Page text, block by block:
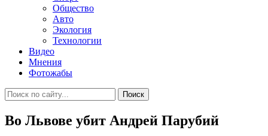
Общество
Авто
Экология
Технологии
Видео
Мнения
Фотожабы
Поиск
Во Львове убит Андрей Парубий